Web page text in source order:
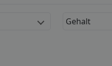
Gehalt